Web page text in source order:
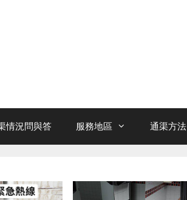
情況問與答 服務地區 通渠方法